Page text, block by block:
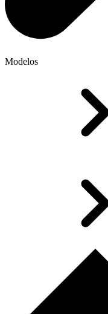
Modelos